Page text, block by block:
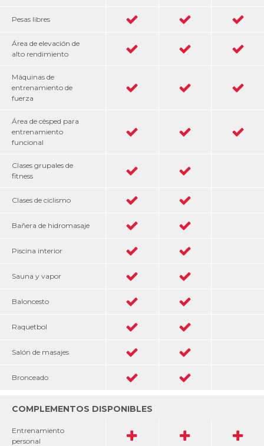
Pesas libres
Área de elevación de
alto rendimiento
Máquinas de
entrenamiento de
fuerza
Área de césped para
entrenamiento
funcional
Clases grupales de
fitness
Clases de ciclismo
Bañera de hidromasaje
Piscina interior
Sauna y vapor
Baloncesto
Raquetbol
Salón de masajes
Bronceado
COMPLEMENTOS DISPONIBLES
Entrenamiento
personal